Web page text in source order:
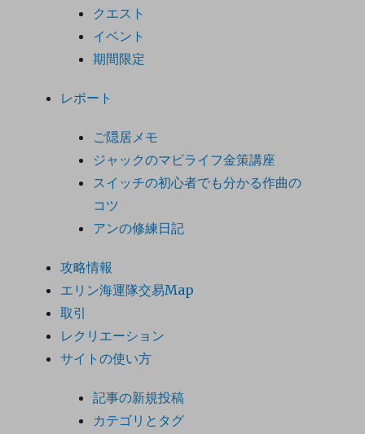
クエスト
イベント
期間限定
レポート
ご隠居メモ
ジャックのマビライフ金策講座
スイッチの初心者でも分かる作曲の
コツ
アンの修練日記
攻略情報
エリン海運隊交易Map
取引
レクリエーション
サイトの使い方
記事の新規投稿
カテゴリとタグ